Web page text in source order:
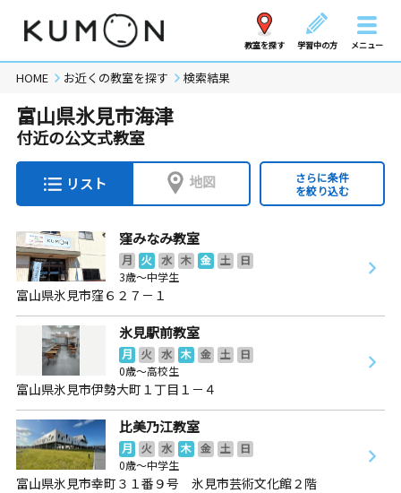
教室を探す 学習中の方 メニュー
HOME お近くの教室を探す 検索結果
富山県氷見市海津
付近の公文式教室
リスト 地図
さらに条件
を絞り込む
窪みなみ教室
月 火 水 木 金 土
日
3歳～中学生
富山県氷見市窪６２７－１
氷見駅前教室
月 火 水 木 金 土
日
0歳～高校生
富山県氷見市伊勢大町１丁目１－４
比美乃江教室
月 火 水 木 金 土
日
0歳～中学生
富山県氷見市幸町３１番９号 氷見市芸術文化館２階